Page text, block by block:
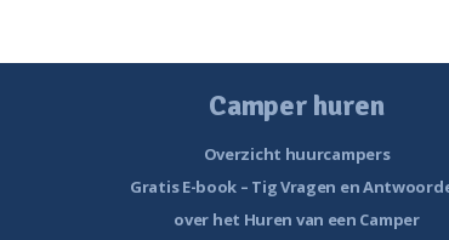
Camper huren
Overzicht huurcampers
Gratis E-book – Tig Vragen en
over het Huren van een Camper